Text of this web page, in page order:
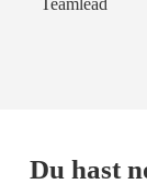
of
Du hast